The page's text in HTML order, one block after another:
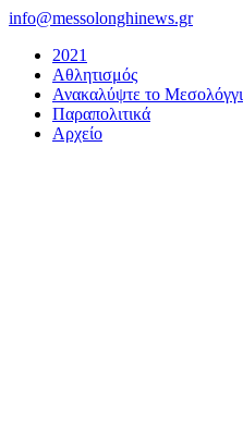
Μετάβαση
περιεχόμενο
info@messolonghinews.gr
2021
Αθλητισμός
Ανακαλύψτε το Μεσολόγγι
Παραπολιτικά
Αρχείο